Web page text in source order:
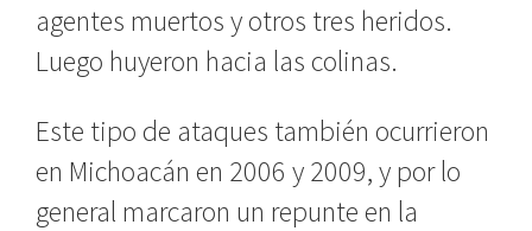
agentes muertos y otros tres heridos.
Luego huyeron hacia las colinas.
Este tipo de ataques también ocurrieron
en Michoacán en 2006 y 2009, y por lo
general marcaron un repunte en la